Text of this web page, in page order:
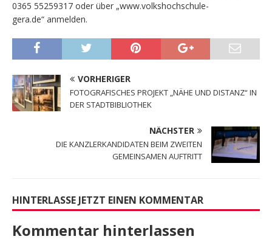
0365 55259317 oder über „www.volkshochschule-
gera.de“ anmelden.
VORHERIGER
FOTOGRAFISCHES PROJEKT „NÄHE UND DISTANZ“ IN
DER STADTBIBLIOTHEK
NÄCHSTER
DIE KANZLERKANDIDATEN BEIM ZWEITEN
GEMEINSAMEN AUFTRITT
HINTERLASSE JETZT EINEN KOMMENTAR
Kommentar hinterlassen